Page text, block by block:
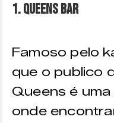
1. Queens Bar
Famoso pelo
que o publico
Queens é
onde